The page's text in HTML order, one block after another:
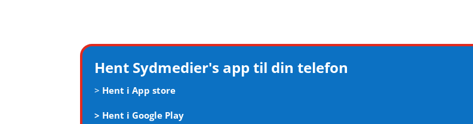
Hent Sydmedier's app til din telefon
> Hent i App store
> Hent i Google Play